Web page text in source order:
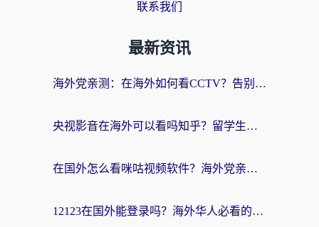
联系我们
最新资讯
海外党亲测：在海外如何看CCTV？告别“仅限大陆播放”的实用指南
央视影音在海外可以看吗知乎？留学生亲测：3步解决地域限制+追剧自由
在国外怎么看咪咕视频软件？海外党亲测有效的回国加速方案
12123在国外能登录吗？海外华人必看的回国加速实用指南